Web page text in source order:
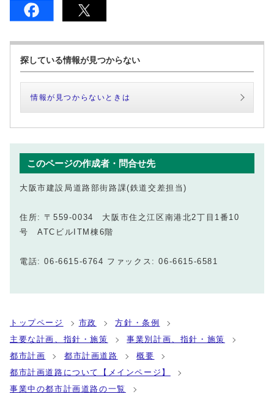
探している情報が見つからない
情報が見つからないときは
このページの作成者・問合せ先
大阪市建設局道路部街路課(鉄道交差担当)
住所: 〒559-0034 大阪市住之江区南港北2丁目1番10
号 ATCビルITM棟6階
電話: 06-6615-6764 ファックス: 06-6615-6581
トップページ 市政
方針・条例
主要な計画、指針・施策
事業別計画、指針・施策
都市計画
都市計画道路
概要
都市計画道路について【メインページ】
事業中の都市計画道路の一覧